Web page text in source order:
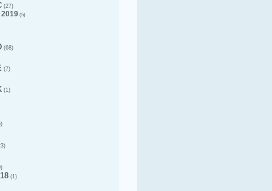
(27)
(5)
(68)
(7)
(1)
(1)